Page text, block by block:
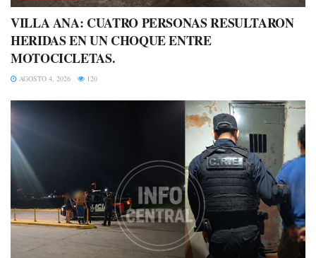
VILLA ANA: CUATRO PERSONAS RESULTARON
HERIDAS EN UN CHOQUE ENTRE
MOTOCICLETAS.
AGOSTO 4, 2026 120